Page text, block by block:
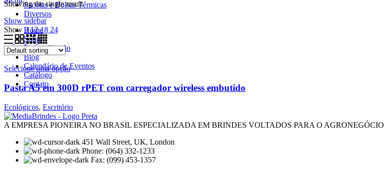
Sacolas e Bolsas Térmicas
Diversos
Home
Sobre
Personalização
Blog
Calendário de Eventos
Catálogo
Contato
Showing the single result
Show sidebar
Show91218 24
Selecione uma opção
Pasta A5 em 300D rPET com carregador wireless embutido
Ecológicos, Escritório
A EMPRESA PIONEIRA NO BRASIL ESPECIALIZADA EM BRINDES VOLTADOS PARA O AGRONEGÓCIO
451 Wall Street, UK, London
Phone: (064) 332-1233
Fax: (099) 453-1357